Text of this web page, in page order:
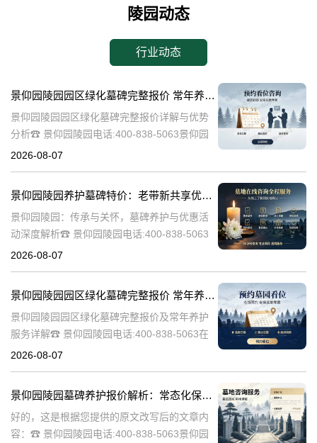
陵园动态
行业动态
景仰园陵园园区绿化墓碑完整报价 常年养护不收取额外费用详解与优势分析
景仰园陵园园区绿化墓碑完整报价详解与优势
分析☎ 景仰园陵园电话:400-838-5063景仰园
陵园作为一家专业的陵园服务机构，致力于为
2026-08-07
景仰园陵园养护墓碑特价：老带新共享优惠，福利大放送！
景仰园陵园：传承与关怀，墓碑养护与优惠活
动深度解析☎ 景仰园陵园电话:400-838-5063
景仰园陵园，一个致力于为逝者提供最优质安
2026-08-07
景仰园陵园园区绿化墓碑完整报价 常年养护不收取额外费用详解
景仰园陵园园区绿化墓碑完整报价及常年养护
服务详解☎ 景仰园陵园电话:400-838-5063在
现代社会，人们对逝者的纪念方式越来越注重
2026-08-07
景仰园陵园墓碑养护报价解析：常态化保洁服务免费说明
好的，这是根据您提供的原文改写后的文章内
容：☎ 景仰园陵园电话:400-838-5063景仰园